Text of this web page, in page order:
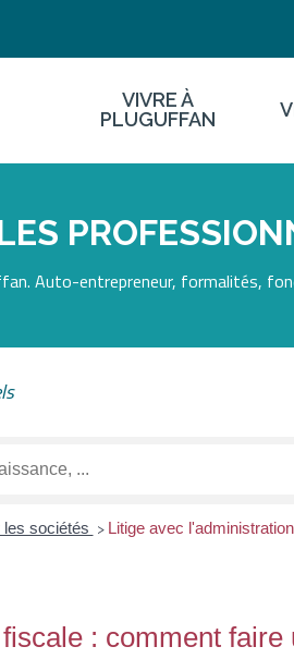
VIVRE À
PLUGUFFAN
Auto-entrepreneur, formalités,
les sociétés > Litige avec
: comment